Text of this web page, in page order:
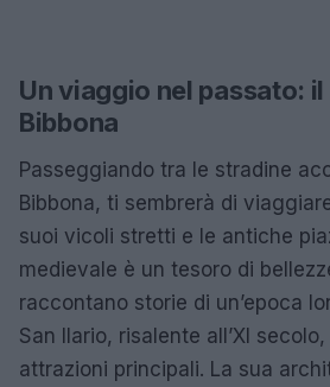
Un viaggio nel passato:
Bibbona
Passeggiando tra le stradine
Bibbona, ti sembrerà di
suoi vicoli stretti e le antiche
medievale è un tesoro di
raccontano storie di un’epoca
San Ilario, risalente all’XI
attrazioni principali. La sua